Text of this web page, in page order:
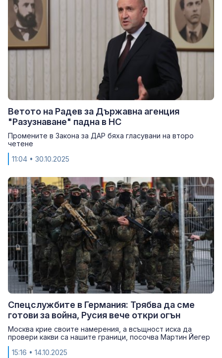
Ветото на Радев за Държавна агенция
"Разузнаване" падна в НС
Промените в Закона за ДАР бяха гласувани на второ
четене
11:04 • 30.10.2025
Спецслужбите в Германия: Трябва да сме
готови за война, Русия вече откри огън
Москва крие своите намерения, а всъщност иска да
провери какви са нашите граници, посочва Мартин Йегер
15:16 • 14.10.2025